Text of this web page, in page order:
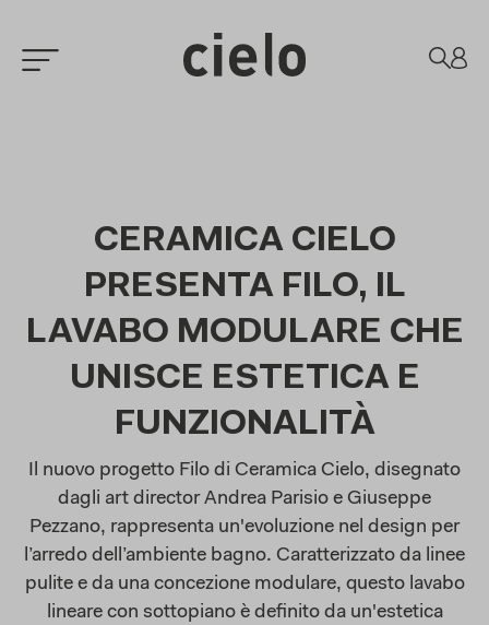
CERAMICA CIELO
PRESENTA FILO, IL
LAVABO MODULARE CHE
UNISCE ESTETICA E
FUNZIONALITÀ
Il nuovo progetto Filo di Ceramica Cielo, disegnato
dagli art director Andrea Parisio e Giuseppe
Pezzano, rappresenta un'evoluzione nel design per
l’arredo dell’ambiente bagno. Caratterizzato da linee
pulite e da una concezione modulare, questo lavabo
lineare con sottopiano è definito da un'estetica